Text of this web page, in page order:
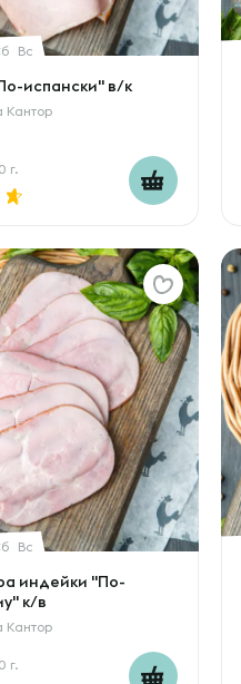
Вс
испански" в/к
Кантор
г.
Вс
индейки "По-
к/в
Кантор
г.